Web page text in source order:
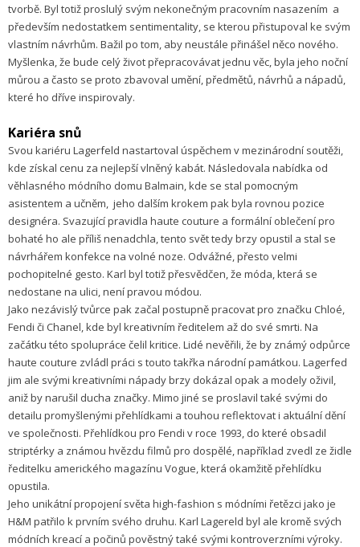
tvorbě. Byl totiž proslulý svým nekonečným pracovním nasazením a
především nedostatkem sentimentality, se kterou přistupoval ke svým
vlastním návrhům. Bažil po tom, aby neustále přinášel něco nového.
Myšlenka, že bude celý život přepracovávat jednu věc, byla jeho noční
můrou a často se proto zbavoval umění, předmětů, návrhů a nápadů,
které ho dříve inspirovaly.
Kariéra snů
Svou kariéru Lagerfeld nastartoval úspěchem v mezinárodní soutěži,
kde získal cenu za nejlepší vlněný kabát. Následovala nabídka od
věhlasného módního domu Balmain, kde se stal pomocným
asistentem a učněm, jeho dalším krokem pak byla rovnou pozice
designéra. Svazující pravidla haute couture a formální oblečení pro
bohaté ho ale příliš nenadchla, tento svět tedy brzy opustil a stal se
návrhářem konfekce na volné noze. Odvážné, přesto velmi
pochopitelné gesto. Karl byl totiž přesvědčen, že móda, která se
nedostane na ulici, není pravou módou.
Jako nezávislý tvůrce pak začal postupně pracovat pro značku Chloé,
Fendi či Chanel, kde byl kreativním ředitelem až do své smrti. Na
začátku této spolupráce čelil kritice. Lidé nevěřili, že by známý odpůrce
haute couture zvládl práci s touto takřka národní památkou. Lagerfed
jim ale svými kreativními nápady brzy dokázal opak a modely oživil,
aniž by narušil ducha značky. Mimo jiné se proslavil také svými do
detailu promyšlenými přehlídkami a touhou reflektovat i aktuální dění
ve společnosti. Přehlídkou pro Fendi v roce 1993, do které obsadil
striptérky a známou hvězdu filmů pro dospělé, například zvedl ze židle
ředitelku amerického magazínu Vogue, která okamžitě přehlídku
opustila.
Jeho unikátní propojení světa high-fashion s módními řetězci jako je
H&M patřilo k prvním svého druhu. Karl Lagereld byl ale kromě svých
módních kreací a počinů pověstný také svými kontroverzními výroky.